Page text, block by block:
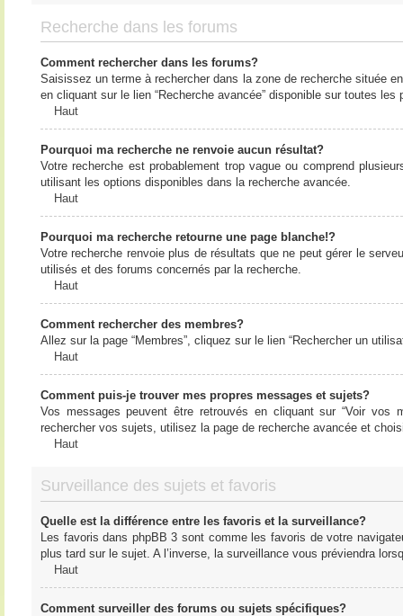
Recherche dans les forums
Comment rechercher dans les forums?
Saisissez un terme à rechercher dans la zone de recherche située
en cliquant sur le lien “Recherche avancée” disponible sur toutes
Haut
Pourquoi ma recherche ne renvoie aucun résultat?
Votre recherche est probablement trop vague ou comprend
utilisant les options disponibles dans la recherche avancée.
Haut
Pourquoi ma recherche retourne une page blanche!?
Votre recherche renvoie plus de résultats que ne peut gérer le
utilisés et des forums concernés par la recherche.
Haut
Comment rechercher des membres?
Allez sur la page “Membres”, cliquez sur le lien “Rechercher un
Haut
Comment puis-je trouver mes propres messages et sujets?
Vos messages peuvent être retrouvés en cliquant sur “Voir vos
rechercher vos sujets, utilisez la page de recherche avancée et
Haut
Surveillance des sujets et favoris
Quelle est la différence entre les favoris et la surveillance?
Les favoris dans phpBB 3 sont comme les favoris de votre
plus tard sur le sujet. A l’inverse, la surveillance vous préviendra
Haut
Comment surveiller des forums ou sujets spécifiques?